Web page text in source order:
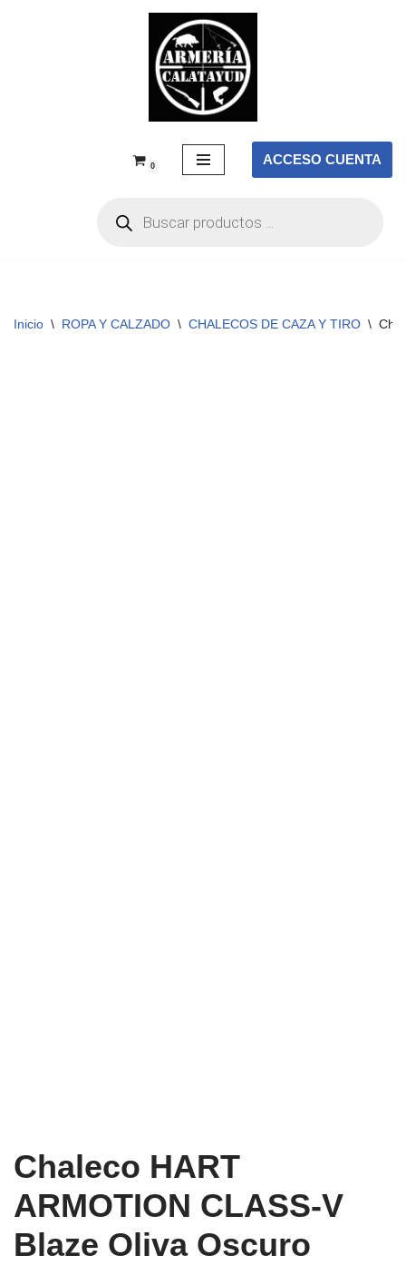
0 ACCESO CUENTA
Inicio \ ROPA Y CALZADO \ CHALECOS DE CAZA Y TIRO \
Chaleco HART
ARMOTION CLASS-V
Blaze Oliva Oscuro